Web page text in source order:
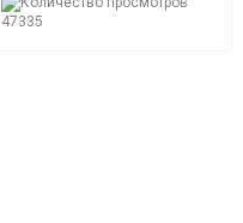
47335